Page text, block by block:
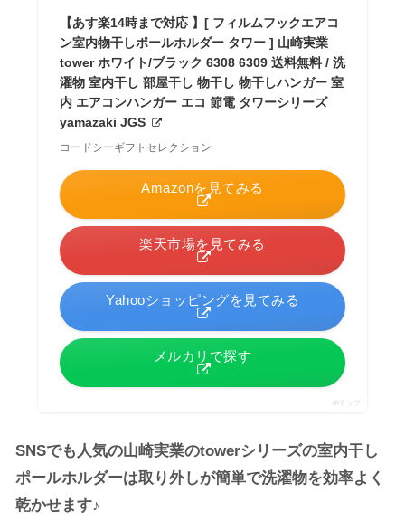
【あす楽14時まで対応 】[ フィルムフックエアコ
ン室内物干しポールホルダー タワー ] 山崎実業
tower ホワイト/ブラック 6308 6309 送料無料 / 洗
濯物 室内干し 部屋干し 物干し 物干しハンガー 室
内 エアコンハンガー エコ 節電 タワーシリーズ
yamazaki JGS
コードシーギフトセレクション
Amazonを見てみる
楽天市場を見てみる
Yahooショッピングを見てみる
メルカリで探す
ポチップ
SNSでも人気の山崎実業のtowerシリーズの室内干し
ポールホルダーは取り外しが簡単で洗濯物を効率よく
乾かせます♪